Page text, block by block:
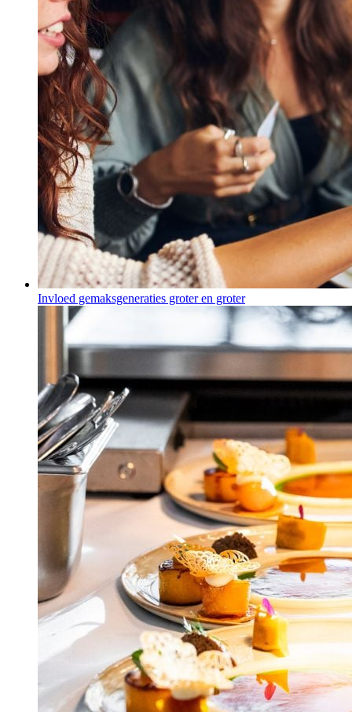
Invloed gemaksgeneraties groter en groter